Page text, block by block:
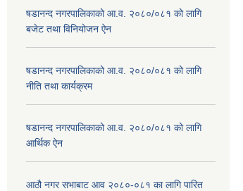
षडानन्द नगरपालिकाको आ.व. २०८०/०८१ को लागि
बजेट तथा विनियोजन ऐन
षडानन्द नगरपालिकाको आ.व. २०८०/०८१ को लागि
नीति तथा कार्यक्रम
षडानन्द नगरपालिकाको आ.व. २०८०/०८१ को लागि
आर्थिक ऐन
आठौ नगर सभाबाट आव २०८०-०८१ का लागि पारित